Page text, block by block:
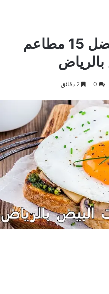
مطاعم البيض – أفضل 15 مطاعم